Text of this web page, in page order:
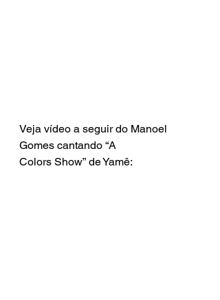
Veja vídeo a seguir do Manoel
Gomes cantando “A
Colors Show” de Yamê: